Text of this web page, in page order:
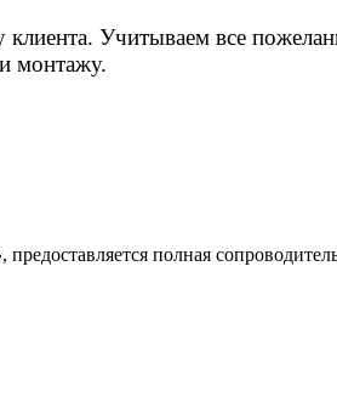
Учитываем все
монтажу.
, предоставляется полная